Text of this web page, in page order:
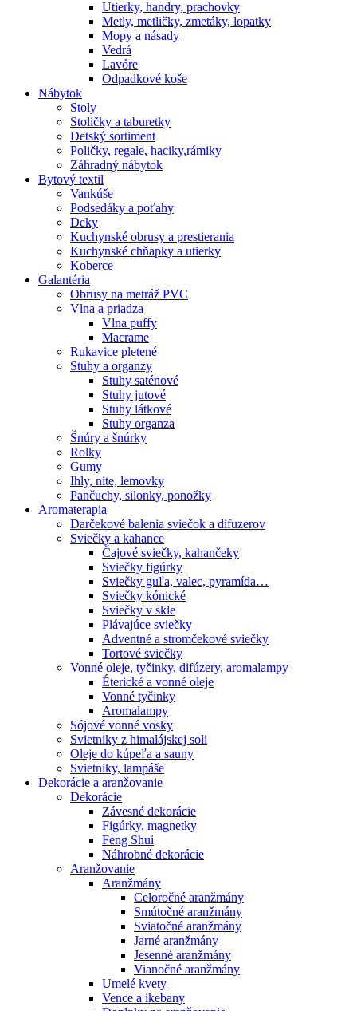
Utierky, handry, prachovky
Metly, metličky, zmetáky, lopatky
Mopy a násady
Vedrá
Lavóre
Odpadkové koše
Nábytok
Stoly
Stoličky a taburetky
Detský sortiment
Poličky, regale, haciky,rámiky
Záhradný nábytok
Bytový textil
Vankúše
Podsedáky a poťahy
Deky
Kuchynské obrusy a prestierania
Kuchynské chňapky a utierky
Koberce
Galantéria
Obrusy na metráž PVC
Vlna a priadza
Vlna puffy
Macrame
Rukavice pletené
Stuhy a organzy
Stuhy saténové
Stuhy jutové
Stuhy látkové
Stuhy organza
Šnúry a šnúrky
Rolky
Gumy
Ihly, nite, lemovky
Pančuchy, silonky, ponožky
Aromaterapia
Darčekové balenia sviečok a difuzerov
Sviečky a kahance
Čajové sviečky, kahančeky
Sviečky figúrky
Sviečky guľa, valec, pyramída…
Sviečky kónické
Sviečky v skle
Plávajúce sviečky
Adventné a stromčekové sviečky
Tortové sviečky
Vonné oleje, tyčinky, difúzery, aromalampy
Éterické a vonné oleje
Vonné tyčinky
Aromalampy
Sójové vonné vosky
Svietniky z himalájskej soli
Oleje do kúpeľa a sauny
Svietniky, lampáše
Dekorácie a aranžovanie
Dekorácie
Závesné dekorácie
Figúrky, magnetky
Feng Shui
Náhrobné dekorácie
Aranžovanie
Aranžmány
Celoročné aranžmány
Smútočné aranžmány
Sviatočné aranžmány
Jarné aranžmány
Jesenné aranžmány
Vianočné aranžmány
Umelé kvety
Vence a ikebany